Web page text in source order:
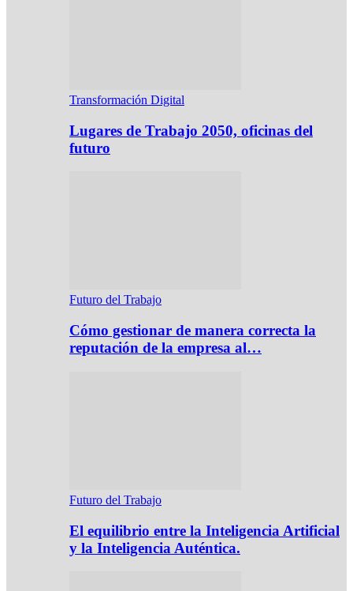
Transformación Digital
Lugares de Trabajo 2050, oficinas del
futuro
Futuro del Trabajo
Cómo gestionar de manera correcta la
reputación de la empresa al…
Futuro del Trabajo
El equilibrio entre la Inteligencia Artificial
y la Inteligencia Auténtica.